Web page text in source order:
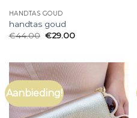
HANDTAS GOUD
handtas goud
€44.00 €29.00
Aanbieding!